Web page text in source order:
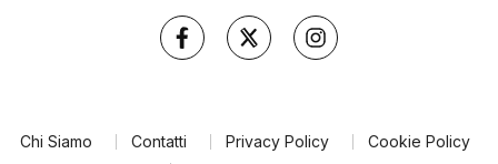
Chi Siamo Contatti Privacy Policy
Cookie Policy